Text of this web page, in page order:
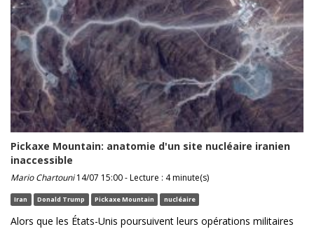
Pickaxe Mountain: anatomie d'un site nucléaire iranien
inaccessible
Mario Chartouni14/07 15:00 - Lecture : 4 minute(s)
Iran Donald Trump Pickaxe Mountain nucléaire
Alors que les États-Unis poursuivent leurs opérations militaires